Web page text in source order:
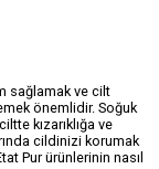
sağlamak ve cilt
önemlidir. Soğuk
kızarıklığa ve
cildinizi korumak
Pur ürünlerinin nasıl